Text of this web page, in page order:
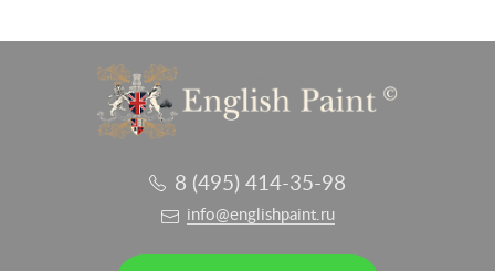
8 (495) 414-35-98
info@englishpaint.ru